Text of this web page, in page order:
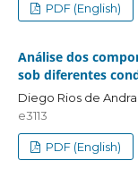
PDF (English)
Análise dos
sob diferentes
Diego Rios de
e3113
PDF (English)